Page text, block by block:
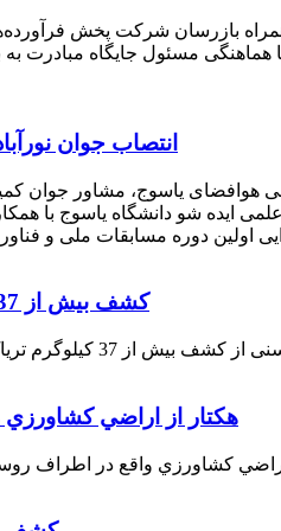
بازرسان شرکت پخش
با هماهنگی مسئول جایگاه
انتصاب جوان
هوافضای یاسوج، مشاور جوان
ایده شو دانشگاه یاسوج با
کشف بیش از 37کیلو تریاک جاساز در ممسنی
200 هكتار از اراضي